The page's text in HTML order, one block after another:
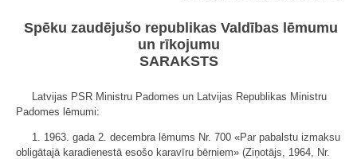
Spēku zaudējušo republikas Valdības lēmumu
un rīkojumu
SARAKSTS
Latvijas PSR Ministru Padomes un Latvijas Republikas Ministru
Padomes lēmumi:
1. 1963. gada 2. decembra lēmums Nr. 700 «Par pabalstu izmaksu
obligātajā karadienestā esošo karavīru bērniem» (Ziņotājs, 1964, Nr.